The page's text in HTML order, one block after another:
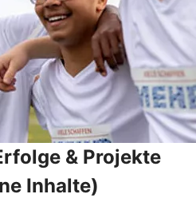
& Projekte
Inhalte)